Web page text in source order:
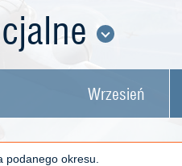
Wrzesień
podanego okresu.